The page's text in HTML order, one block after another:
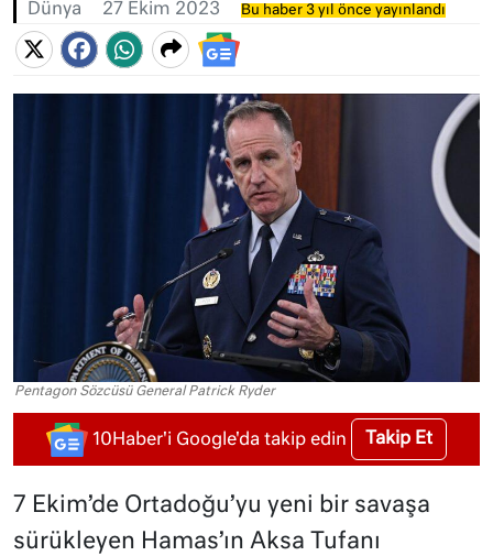
Dünya 27 Ekim 2023 Bu haber 3 yıl önce yayınlandı
Pentagon Sözcüsü General Patrick Ryder
10Haber'i Google'da takip edin Takip Et
7 Ekim’de Ortadoğu’yu yeni bir savaşa
sürükleyen Hamas’ın Aksa Tufanı